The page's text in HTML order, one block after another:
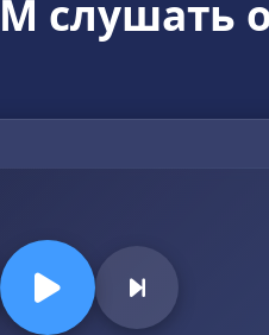
слушать